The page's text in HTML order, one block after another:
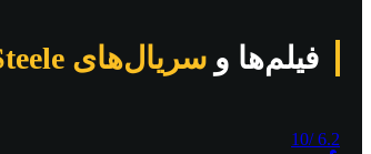
فیلم‌ها و سریال‌های Don Steele
6.2
/10